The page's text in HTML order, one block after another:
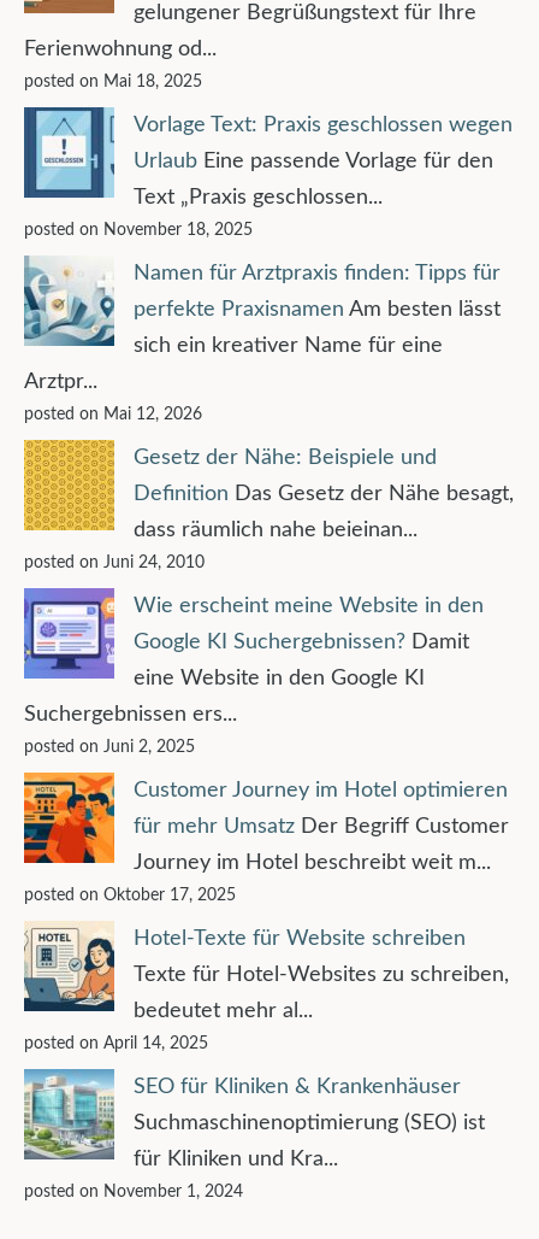
gelungener Begrüßungstext für Ihre
Ferienwohnung od...
posted on Mai 18, 2025
Vorlage Text: Praxis geschlossen wegen
Urlaub Eine passende Vorlage für den
Text „Praxis geschlossen...
posted on November 18, 2025
Namen für Arztpraxis finden: Tipps für
perfekte Praxisnamen Am besten lässt
sich ein kreativer Name für eine
Arztpr...
posted on Mai 12, 2026
Gesetz der Nähe: Beispiele und
Definition Das Gesetz der Nähe besagt,
dass räumlich nahe beieinan...
posted on Juni 24, 2010
Wie erscheint meine Website in den
Google KI Suchergebnissen? Damit
eine Website in den Google KI
Suchergebnissen ers...
posted on Juni 2, 2025
Customer Journey im Hotel optimieren
für mehr Umsatz Der Begriff Customer
Journey im Hotel beschreibt weit m...
posted on Oktober 17, 2025
Hotel-Texte für Website schreiben
Texte für Hotel-Websites zu schreiben,
bedeutet mehr al...
posted on April 14, 2025
SEO für Kliniken & Krankenhäuser
Suchmaschinenoptimierung (SEO) ist
für Kliniken und Kra...
posted on November 1, 2024